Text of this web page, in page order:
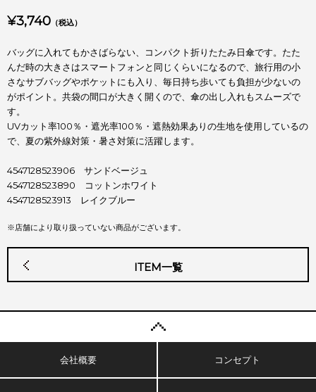
¥3,740 （税込）
バッグに入れてもかさばらない、コンパクト折りたたみ日傘です。たた
んだ時の大きさはスマートフォンと同じくらいになるので、旅行用の小
さなサブバッグやポケットにも入り、毎日持ち歩いても負担が少ないの
がポイント。共袋の間口が大きく開くので、傘の出し入れもスムーズで
す。
UVカット率100％・遮光率100％・遮熱効果ありの生地を使用しているの
で、夏の紫外線対策・暑さ対策に活躍します。
4547128523906 サンドベージュ
4547128523890 コットンホワイト
4547128523913 レイクブルー
※店舗により取り扱っていない商品がございます。
ITEM一覧
会社概要 コンセプト